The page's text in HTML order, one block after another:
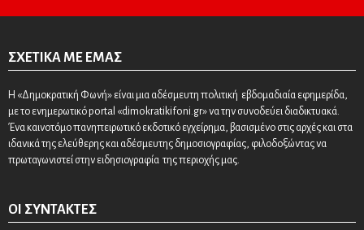
ΣΧΕΤΙΚΆ ΜΕ ΕΜΆΣ
Η «Δημοκρατική Φωνή» είναι μια αδέσμευτη πολιτική εβδομαδιαία εφημερίδα,
με το ενημερωτικό portal «dimokratikifoni.gr» να την συνοδεύει διαδικτυακά.
Ένα καινοτόμο πανηπειρωτικό εκδοτικό εγχείρημα, βασισμένο στις αρχές και στα
ιδανικά της ελεύθερης και αδέσμευτης δημοσιογραφίας, φιλοδοξώντας να
πρωταγωνιστεί στην ειδησιογραφία της περιοχής μας.
ΟΙ ΣΥΝΤΆΚΤΕΣ